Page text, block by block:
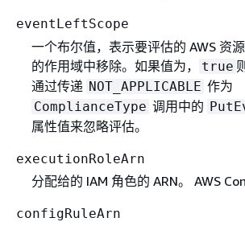
eventLeftScope
一个布尔值，表示要评估的 AWS 资
的作用域中移除。如果值为，
true
通过传递 NOT_APPLICABLE 作为
ComplianceType 调用中的
属性值来忽略评估。
executionRoleArn
分配给的 IAM 角色的 ARN。 AWS
configRuleArn